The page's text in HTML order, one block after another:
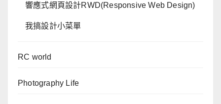
響應式網頁設計RWD(Responsive Web Design)
我搞設計小菜單
RC world
Photography Life